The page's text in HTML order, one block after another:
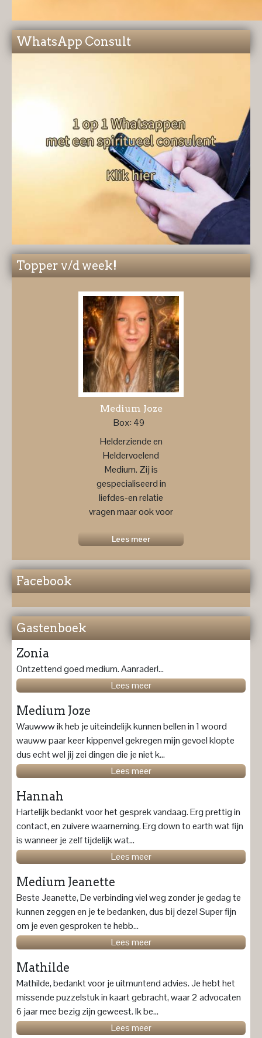
WhatsApp Consult
Topper v/d week!
Medium Joze
Box: 49
Helderziende en
Heldervoelend
Medium. Zij is
gespecialiseerd in
liefdes-en relatie
vragen maar ook voor
toekomstprognose ....
Lees meer
Facebook
Gastenboek
Zonia
Ontzettend goed medium. Aanrader!...
Lees meer
Medium Joze
Wauwww ik heb je uiteindelijk kunnen bellen in 1 woord
wauww paar keer kippenvel gekregen mijn gevoel klopte
dus echt wel jij zei dingen die je niet k...
Lees meer
Hannah
Hartelijk bedankt voor het gesprek vandaag. Erg prettig in
contact, en zuivere waarneming. Erg down to earth wat fijn
is wanneer je zelf tijdelijk wat...
Lees meer
Medium Jeanette
Beste Jeanette, De verbinding viel weg zonder je gedag te
kunnen zeggen en je te bedanken, dus bij deze! Super fijn
om je even gesproken te hebb...
Lees meer
Mathilde
Mathilde, bedankt voor je uitmuntend advies. Je hebt het
missende puzzelstuk in kaart gebracht, waar 2 advocaten
6 jaar mee bezig zijn geweest. Ik be...
Lees meer